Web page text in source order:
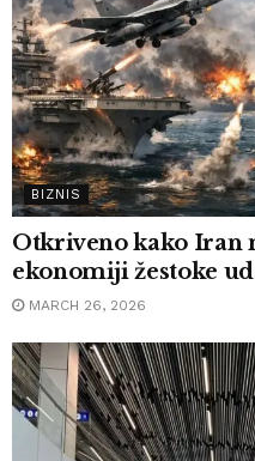
BIZNIS
Otkriveno kako Iran
ekonomiji žestoke
MARCH 26, 2026